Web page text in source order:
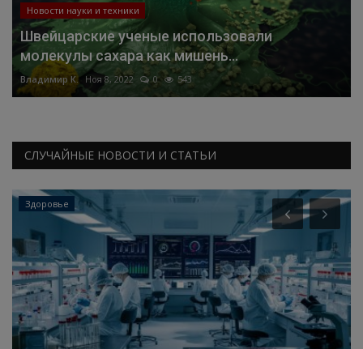
Новости науки и техники
Швейцарские ученые использовали
молекулы сахара как мишень...
Владимир К. Ноя 8, 2022 0 543
СЛУЧАЙНЫЕ НОВОСТИ И СТАТЬИ
Здоровье